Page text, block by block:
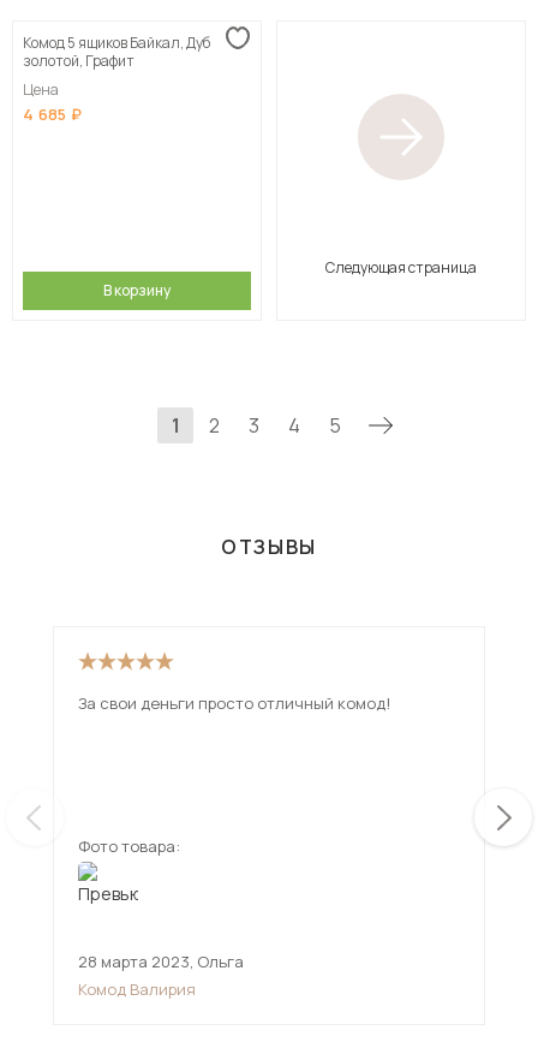
Комод 5 ящиков Байкал, Дуб
золотой, Графит
Цена
4 685
В корзину
Следующая страница
1 2 3 4 5
ОТЗЫВЫ
За свои деньги просто отличный комод!
Фото товара:
28 марта 2023, Ольга
Комод Валирия